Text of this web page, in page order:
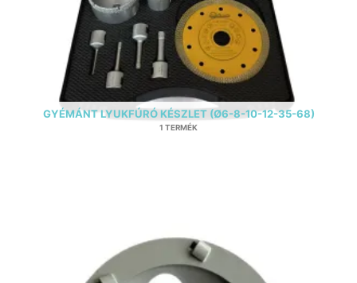
GYÉMÁNT LYUKFÚRÓ KÉSZLET (Ø6-8-10-12-35-68)
1 TERMÉK